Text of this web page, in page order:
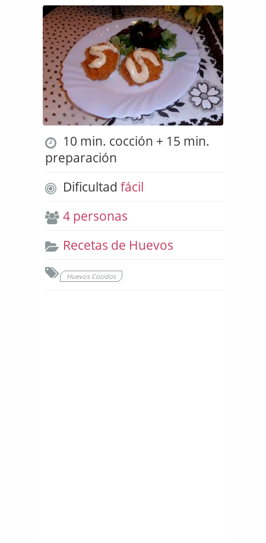
10 min. cocción + 15 min.
preparación
Dificultad fácil
4 personas
Recetas de Huevos
Huevos Cocidos